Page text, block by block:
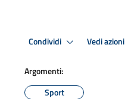
Condividi Vedi azioni
Argomenti:
Sport